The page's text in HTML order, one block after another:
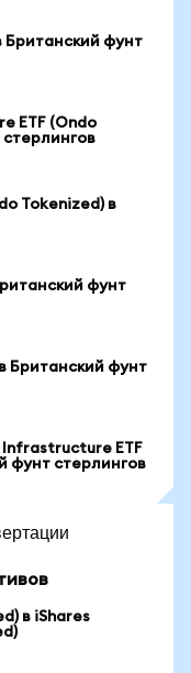
Британский фунт
ETF (Ondo
Tokenized) в
фунт
Британский фунт
ETF
фунт стерлингов
в iShares